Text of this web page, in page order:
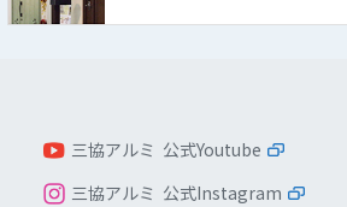
三協アルミ 公式Youtube
三協アルミ 公式Instagram